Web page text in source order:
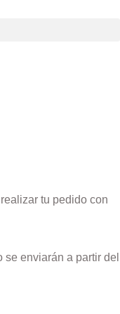
tu pedido con
enviarán a partir del